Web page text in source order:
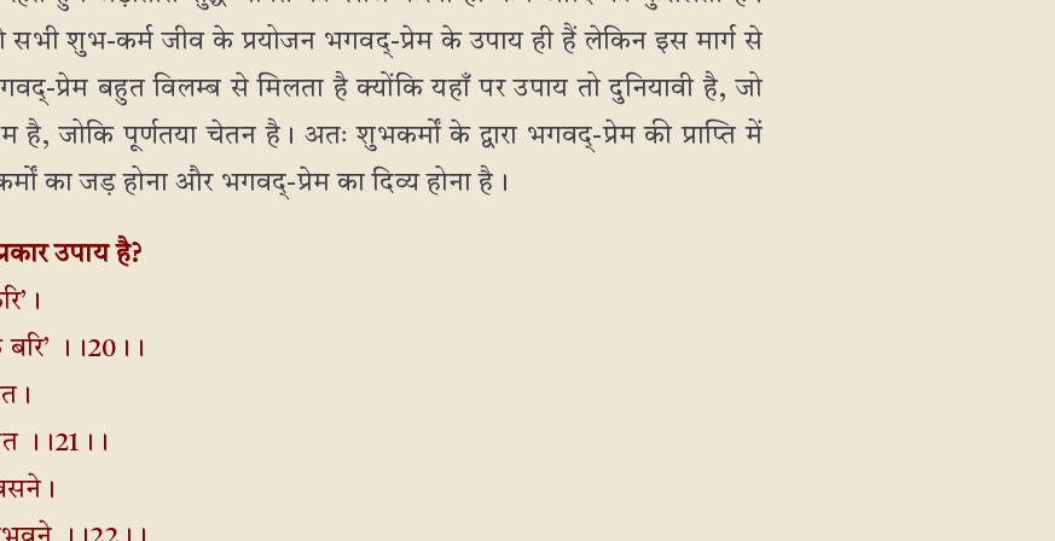
सभी शुभ-कर्म जीव के प्रयोजन भगवद्-प्रेम के उपाय ही हैं लेकिन इस मार्ग से
प्रेम बहुत विलम्ब से मिलता है क्योंकि यहाँ पर उपाय तो दुनियावी है, जो
जोकि पूर्णतया चेतन है। अतः शुभकर्मों के द्वारा भगवद्-प्रेम की प्राप्ति में
का जड़ होना और भगवद्-प्रेम का दिव्य होना है।
उपाय है?
।।20।।
।।21।।